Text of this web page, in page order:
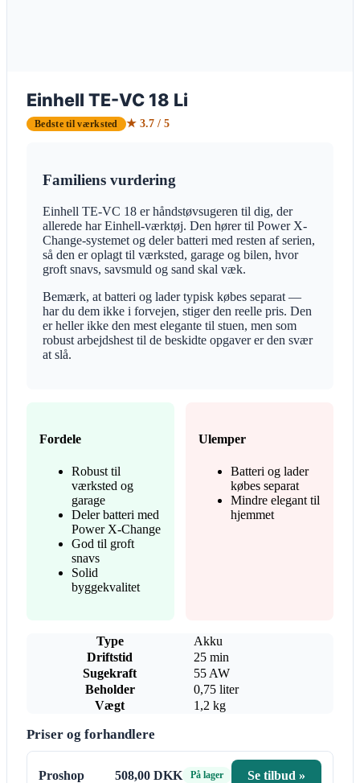
Einhell TE-VC 18 Li
Bedste til værksted ★ 3.7 / 5
Familiens vurdering
Einhell TE-VC 18 er håndstøvsugeren til dig, der
allerede har Einhell-værktøj. Den hører til Power X-
Change-systemet og deler batteri med resten af serien,
så den er oplagt til værksted, garage og bilen, hvor
groft snavs, savsmuld og sand skal væk.
Bemærk, at batteri og lader typisk købes separat —
har du dem ikke i forvejen, stiger den reelle pris. Den
er heller ikke den mest elegante til stuen, men som
robust arbejdshest til de beskidte opgaver er den svær
at slå.
Fordele
Robust til
værksted og
garage
Deler batteri med
Power X-Change
God til groft
snavs
Solid
byggekvalitet
Ulemper
Batteri og lader
købes separat
Mindre elegant til
hjemmet
Type
Akku
Driftstid
25 min
Sugekraft
55 AW
Beholder
0,75 liter
Vægt
1,2 kg
Priser og forhandlere
Proshop 508,00 DKK På lager Se tilbud »